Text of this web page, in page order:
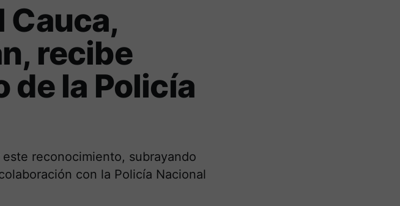
Cauca,
recibe
la Policía
reconocimiento, subrayando
con la Policía Nacional